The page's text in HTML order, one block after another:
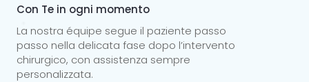
Con Te in ogni momento
La nostra équipe segue il paziente passo
passo nella delicata fase dopo l’intervento
chirurgico, con assistenza sempre
personalizzata.